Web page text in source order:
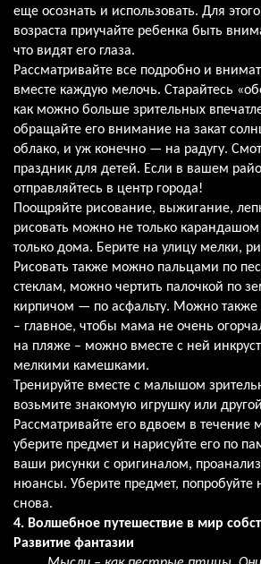
еще осознать и использовать. Для
возраста приучайте ребенка быть
что видят его глаза.
Рассматривайте все подробно и
вместе каждую мелочь. Старайтесь
как можно больше зрительных
обращайте его внимание на закат
облако, и уж конечно — на радугу.
праздник для детей. Если в вашем
отправляйтесь в центр города!
Поощряйте рисование, выжигание,
рисовать можно не только
только дома. Берите на улицу мелки,
Рисовать также можно пальцами по
стеклам, можно чертить палочкой по
кирпичом — по асфальту. Можно также
– главное, чтобы мама не очень
на пляже – можно вместе с ней
мелкими камешками.
Тренируйте вместе с малышом
возьмите знакомую игрушку или
Рассматривайте его вдвоем в течение
уберите предмет и нарисуйте его по
ваши рисунки с оригиналом,
нюансы. Уберите предмет, попробуйте
снова.
4. Волшебное путешествие в мир
Развитие фантазии